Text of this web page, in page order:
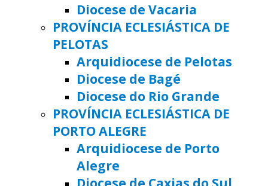
Diocese de Vacaria
PROVÍNCIA ECLESIÁSTICA DE
PELOTAS
Arquidiocese de Pelotas
Diocese de Bagé
Diocese do Rio Grande
PROVÍNCIA ECLESIÁSTICA DE
PORTO ALEGRE
Arquidiocese de Porto
Alegre